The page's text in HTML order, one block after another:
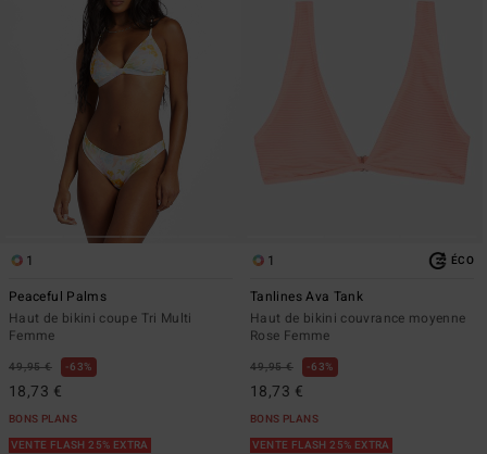
1
Peaceful Palms
Haut de bikini coupe Tri Multi
Femme
49,95 € 63%
18,73 €
BONS PLANS
VENTE FLASH 25% EXTRA
1 ÉCO
Tanlines Ava Tank
Haut de bikini couvrance moyenne
Rose Femme
49,95 € 63%
18,73 €
BONS PLANS
VENTE FLASH 25% EXTRA